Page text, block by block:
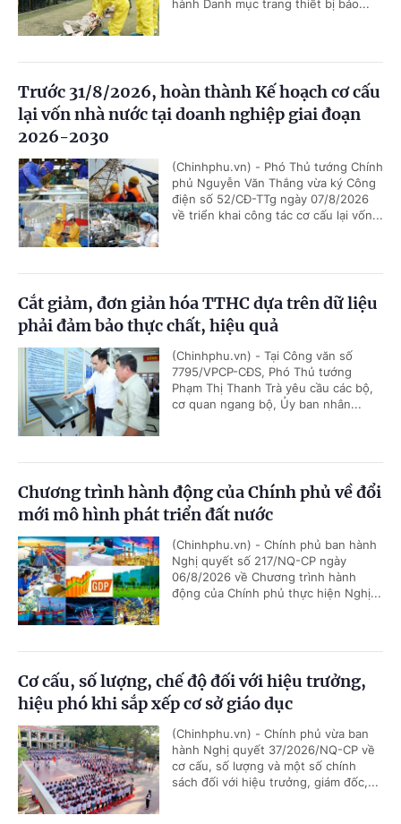
hành Danh mục trang thiết bị bảo...
Trước 31/8/2026, hoàn thành Kế hoạch cơ cấu
lại vốn nhà nước tại doanh nghiệp giai đoạn
2026-2030
(Chinhphu.vn) - Phó Thủ tướng Chính
phủ Nguyễn Văn Thắng vừa ký Công
điện số 52/CĐ-TTg ngày 07/8/2026
về triển khai công tác cơ cấu lại vốn...
Cắt giảm, đơn giản hóa TTHC dựa trên dữ liệu
phải đảm bảo thực chất, hiệu quả
(Chinhphu.vn) - Tại Công văn số
7795/VPCP-CĐS, Phó Thủ tướng
Phạm Thị Thanh Trà yêu cầu các bộ,
cơ quan ngang bộ, Ủy ban nhân...
Chương trình hành động của Chính phủ về đổi
mới mô hình phát triển đất nước
(Chinhphu.vn) - Chính phủ ban hành
Nghị quyết số 217/NQ-CP ngày
06/8/2026 về Chương trình hành
động của Chính phủ thực hiện Nghị...
Cơ cấu, số lượng, chế độ đối với hiệu trưởng,
hiệu phó khi sắp xếp cơ sở giáo dục
(Chinhphu.vn) - Chính phủ vừa ban
hành Nghị quyết 37/2026/NQ-CP về
cơ cấu, số lượng và một số chính
sách đối với hiệu trưởng, giám đốc,...